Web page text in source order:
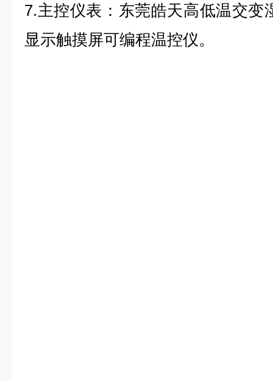
7.主控仪表：东莞皓天高低温交变
显示触摸屏可编程温控仪。